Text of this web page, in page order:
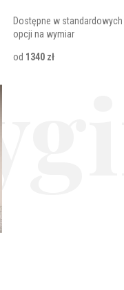
Dostępne w
opcji na wymiar
od 1340 zł